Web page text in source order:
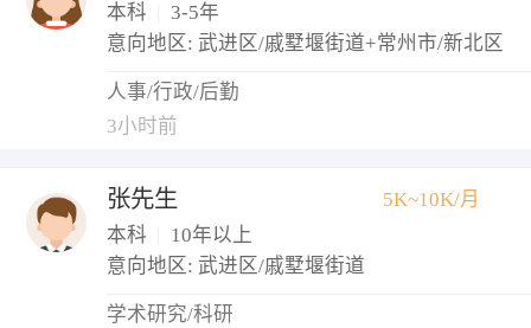
本科
3-5年
意向地区: 武进区/戚墅堰街道+常州市/新北区
人事/行政/后勤
3小时前
张先生
5K~10K/月
本科
10年以上
意向地区: 武进区/戚墅堰街道
学术研究/科研